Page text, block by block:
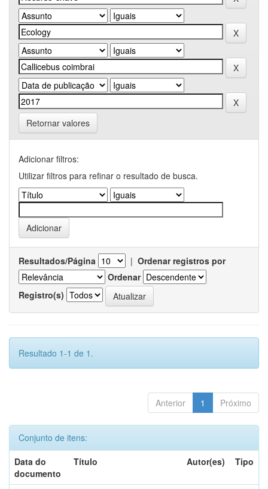
Retornar valores
Adicionar filtros:
Utilizar filtros para refinar o resultado de busca.
Resultados/Página | Ordenar registros por
Ordenar
Registro(s)
Resultado 1-1 de 1.
Anterior 1 Próximo
Conjunto de itens:
Data do
documento
Título Autor(es) Tipo